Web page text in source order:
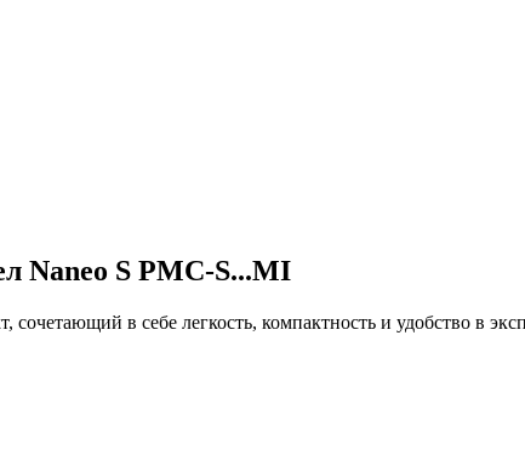
Naneo S PMC-S...MI
в себе легкость, компактность и удобство в